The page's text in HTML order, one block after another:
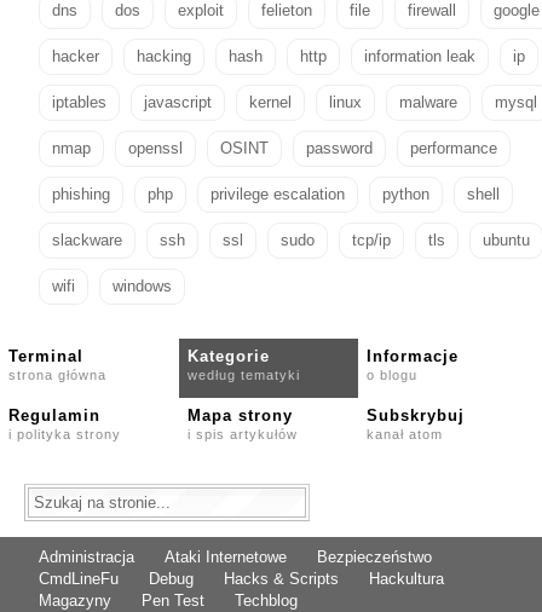
dns dos exploit felieton file firewall google
hacker hacking hash http information leak ip
iptables javascript kernel linux malware mysql
nmap openssl OSINT password performance
phishing php privilege escalation python shell
slackware ssh ssl sudo tcp/ip tls ubuntu
wifi windows
Terminal
strona główna
Kategorie
według tematyki
Informacje
o blogu
Regulamin
i polityka strony
Mapa strony
i spis artykułów
Subskrybuj
kanał atom
Administracja Ataki Internetowe
Bezpieczeństwo
CmdLineFu
Debug Hacks & Scripts
Hackultura
Magazyny
Pen Test Techblog